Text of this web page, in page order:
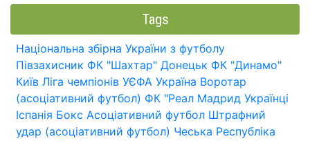
Tags
Національна збірна України з футболу
Півзахисник ФК "Шахтар" Донецьк ФК "Динамо"
Київ Ліга чемпіонів УЄФА Україна Воротар
(асоціативний футбол) ФК "Реал Мадрид Українці
Іспанія Бокс Асоціативний футбол Штрафний
удар (асоціативний футбол) Чеська Республіка